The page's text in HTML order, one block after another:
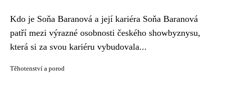
Kdo je Soňa Baranová a její kariéra Soňa Baranová
patří mezi výrazné osobnosti českého showbyznysu,
která si za svou kariéru vybudovala...
Těhotenství a porod